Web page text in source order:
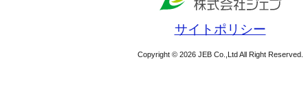
サイトポリシー
Copyright © 2026 JEB Co.,Ltd All Right Reserved.